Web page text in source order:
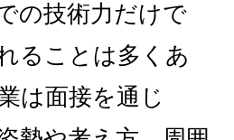
の技術力だけで
ることは多くあ
は面接を通じ